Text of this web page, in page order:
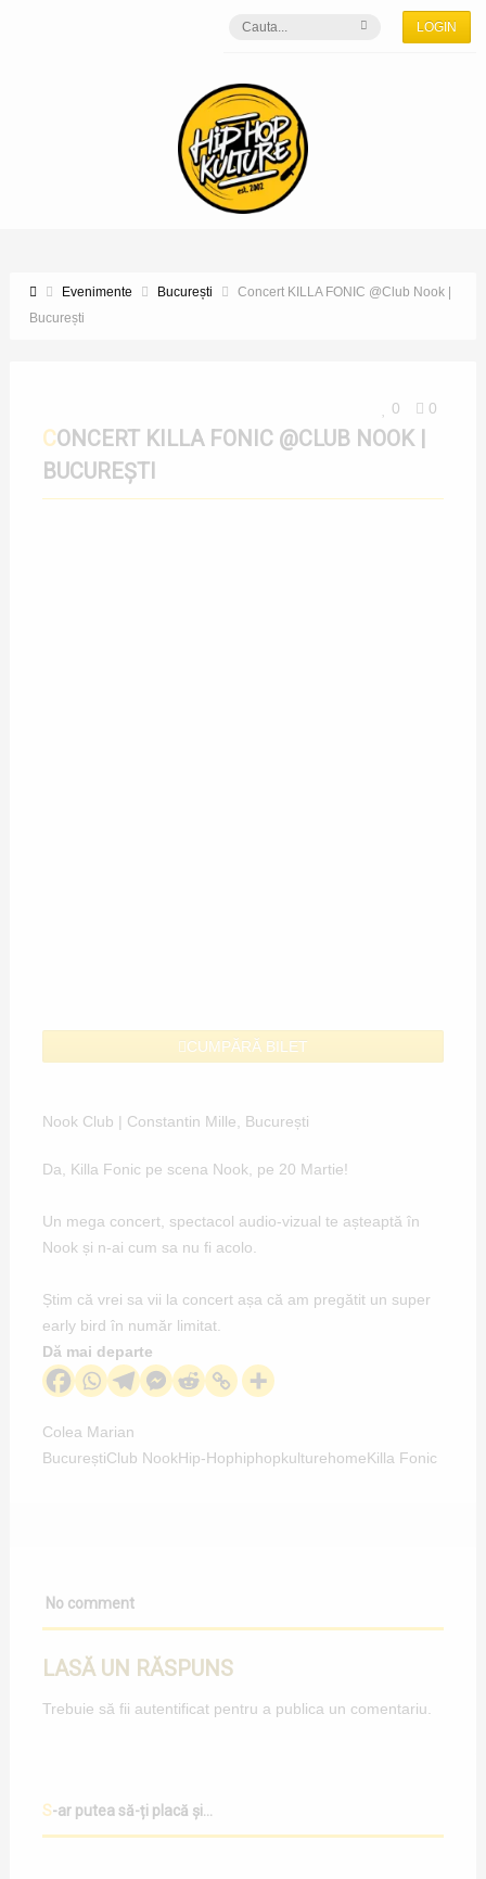
LOGIN
Evenimente București
Concert KILLA FONIC @Club Nook |
București
0 0
CONCERT KILLA FONIC @CLUB NOOK |
BUCUREȘTI
CUMPĂRĂ BILET
Nook Club | Constantin Mille, București
Da, Killa Fonic pe scena Nook , pe 20 Martie!
Un mega concert, spectacol audio-vizual te așteaptă în
Nook și n-ai cum sa nu fi acolo.
Știm că vrei sa vii la concert așa că am pregătit un super
early bird în număr limitat.
Dă mai departe
Colea Marian
BucureștiClub NookHip-HophiphopkulturehomeKilla Fonic
No comment
LASĂ UN RĂSPUNS
Trebuie să fii autentificatpentru a publica un comentariu.
S-ar putea să-ți placă și...